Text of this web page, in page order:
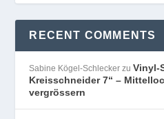
RECENT COMMENTS
Sabine Kögel-Schlecker zuVinyl-
Kreisschneider 7“ –
vergrössern